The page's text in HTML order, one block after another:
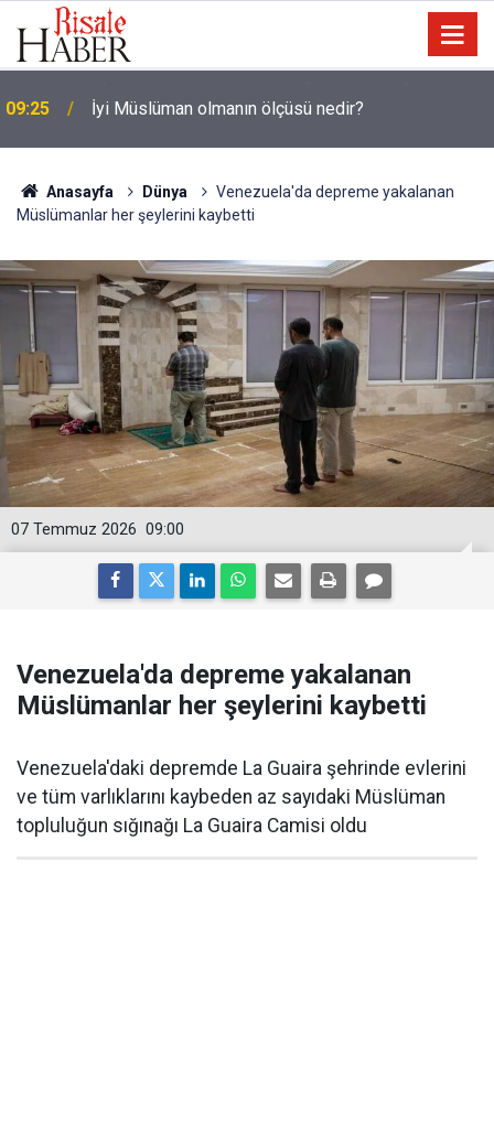
09:25 İyi Müslüman olmanın ölçüsü nedir?
Anasayfa Dünya
Venezuela'da depreme yakalanan
Müslümanlar her şeylerini kaybetti
09:00
07 Temmuz 2026
Venezuela'da depreme yakalanan
Müslümanlar her şeylerini kaybetti
Venezuela'daki depremde La Guaira şehrinde evlerini
ve tüm varlıklarını kaybeden az sayıdaki Müslüman
topluluğun sığınağı La Guaira Camisi oldu